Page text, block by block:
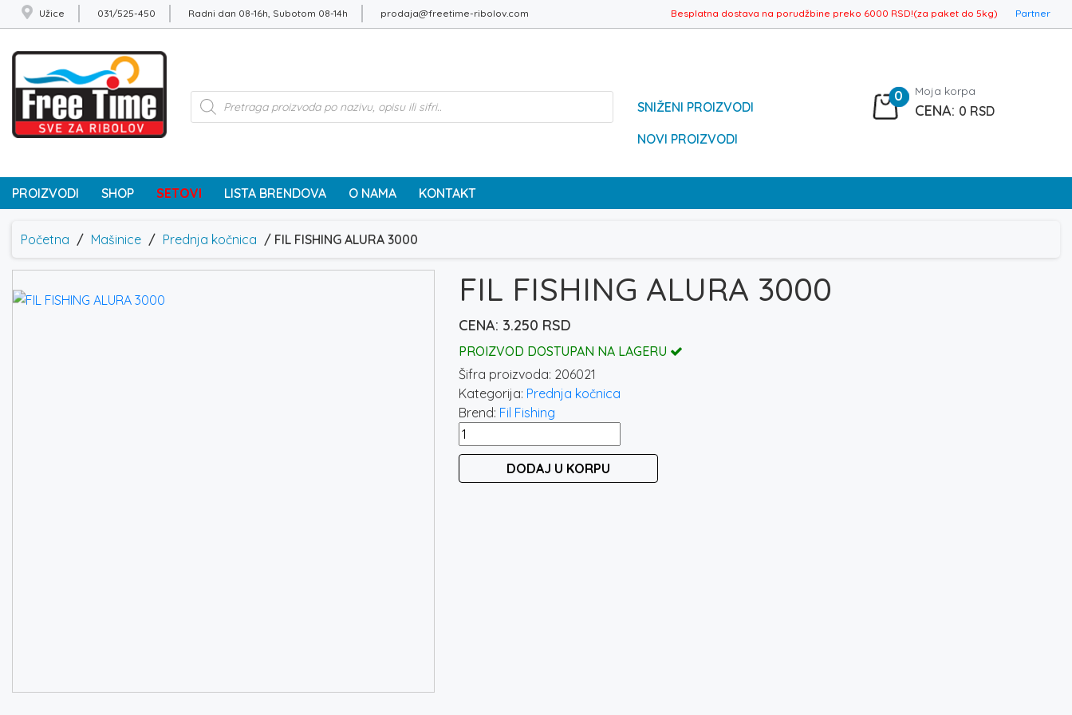
Užice 031/525-450 Radni dan 08-16h, Subotom 08-14h prodaja@freetime-ribolov.com Besplatna dostava na porudžbine preko 6000 RSD!(za paket do 5kg) Partner
Products
search
SNIŽENI PROIZVODI
NOVI PROIZVODI
0 Moja korpa
0 RSD
PROIZVODI SHOP SETOVI LISTA BRENDOVA O NAMA KONTAKT
Početna / Mašinice / Prednja kočnica / FIL FISHING ALURA 3000
FIL FISHING ALURA 3000
3.250 RSD
PROIZVOD DOSTUPAN NA LAGERU
Šifra proizvoda: 206021
Kategorija: Prednja kočnica
Brend: Fil Fishing
FIL
FISHING
3000
DODAJ U KORPU